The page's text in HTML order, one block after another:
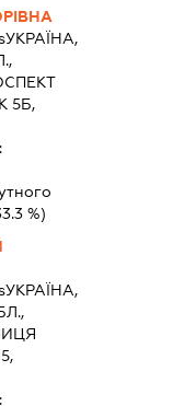
УКРАЇНА,
5Б,
%)
УКРАЇНА,